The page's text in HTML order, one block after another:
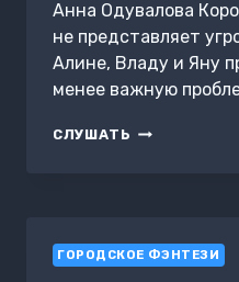
Анна Одувалова
не представляет
Алине, Владу и Яну
менее важную
СЛУШАТЬ ЗМЕИНАЯ
ГОРОДСКОЕ ФЭНТЕЗИ